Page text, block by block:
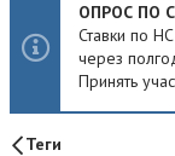
ОПРОС ПО
Ставки по
через
Принять
Теги